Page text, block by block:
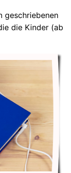
geschriebenen
die Kinder (ab